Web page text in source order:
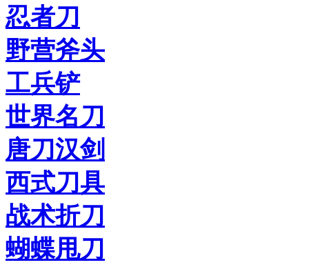
忍者刀
野营斧头
工兵铲
世界名刀
唐刀汉剑
西式刀具
战术折刀
蝴蝶甩刀